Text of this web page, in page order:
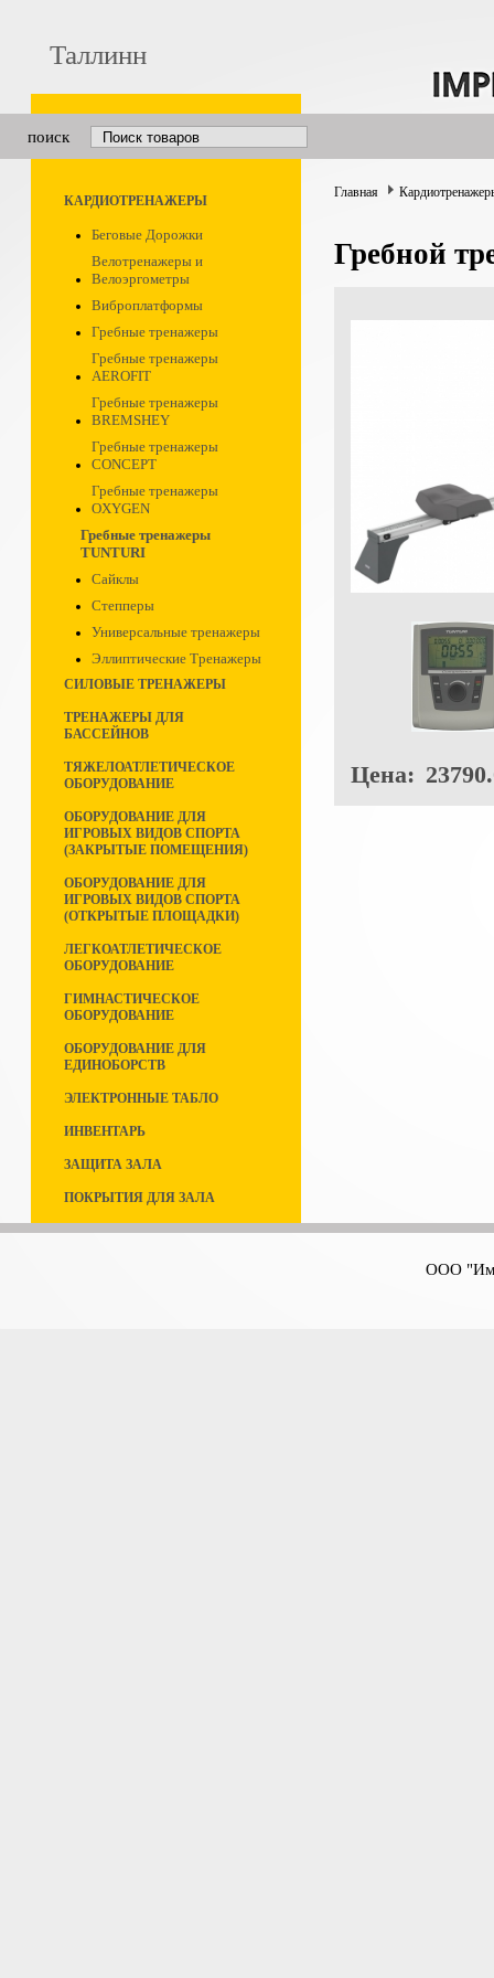
Таллинн
поиск
КАРДИОТРЕНАЖЕРЫ
Беговые Дорожки
Велотренажеры и
Велоэргометры
Виброплатформы
Гребные тренажеры
Гребные тренажеры
AEROFIT
Гребные тренажеры
BREMSHEY
Гребные тренажеры
CONCEPT
Гребные тренажеры
OXYGEN
Гребные тренажеры
TUNTURI
Сайклы
Степперы
Универсальные тренажеры
Эллиптические Тренажеры
СИЛОВЫЕ ТРЕНАЖЕРЫ
ТРЕНАЖЕРЫ ДЛЯ
БАССЕЙНОВ
ТЯЖЕЛОАТЛЕТИЧЕСКОЕ
ОБОРУДОВАНИЕ
ОБОРУДОВАНИЕ ДЛЯ
ИГРОВЫХ ВИДОВ СПОРТА
(ЗАКРЫТЫЕ ПОМЕЩЕНИЯ)
ОБОРУДОВАНИЕ ДЛЯ
ИГРОВЫХ ВИДОВ СПОРТА
(ОТКРЫТЫЕ ПЛОЩАДКИ)
ЛЕГКОАТЛЕТИЧЕСКОЕ
ОБОРУДОВАНИЕ
ГИМНАСТИЧЕСКОЕ
ОБОРУДОВАНИЕ
ОБОРУДОВАНИЕ ДЛЯ
ЕДИНОБОРСТВ
ЭЛЕКТРОННЫЕ ТАБЛО
ИНВЕНТАРЬ
ЗАЩИТА ЗАЛА
ПОКРЫТИЯ ДЛЯ ЗАЛА
Главная
Гребной
Цена:
ООО